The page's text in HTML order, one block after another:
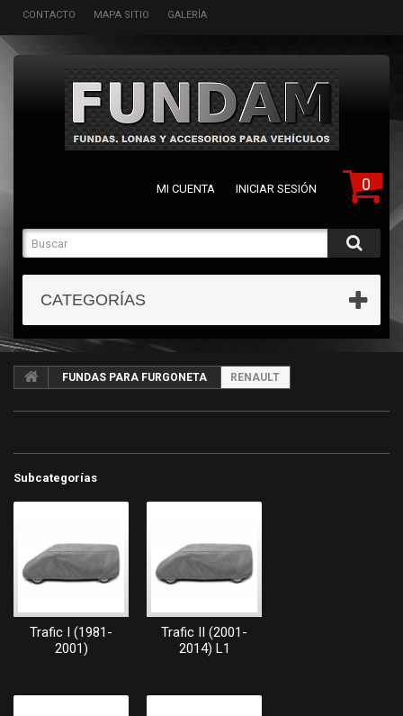
CONTACTO MAPA SITIO GALERÍA
0
MI CUENTA INICIAR SESIÓN
CATEGORÍAS
FUNDAS PARA FURGONETA RENAULT
Subcategorías
Trafic I (1981-
2001)
Trafic II (2001-
2014) L1